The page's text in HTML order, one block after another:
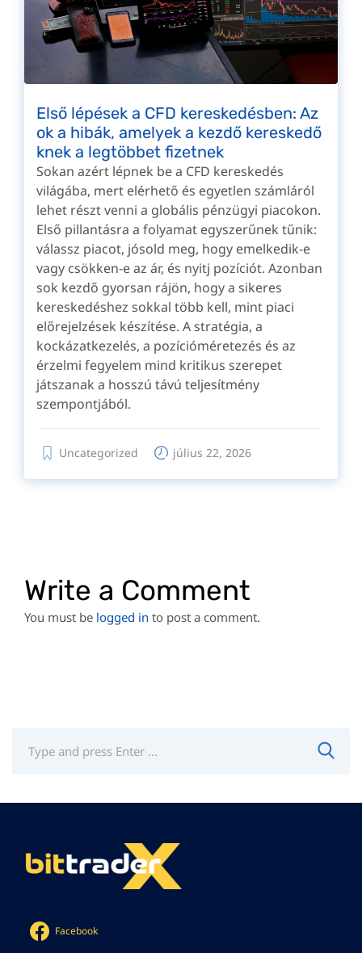
Első lépések a CFD kereskedésben: Az
ok a hibák, amelyek a kezdő kereskedő
knek a legtöbbet fizetnek
Sokan azért lépnek be a CFD kereskedés
világába, mert elérhető és egyetlen számláról
lehet részt venni a globális pénzügyi piacokon.
Első pillantásra a folyamat egyszerűnek tűnik:
válassz piacot, jósold meg, hogy emelkedik-e
vagy csökken-e az ár, és nyitj pozíciót. Azonban
sok kezdő gyorsan rájön, hogy a sikeres
kereskedéshez sokkal több kell, mint piaci
előrejelzések készítése. A stratégia, a
kockázatkezelés, a pozícióméretezés és az
érzelmi fegyelem mind kritikus szerepet
játszanak a hosszú távú teljesítmény
szempontjából.
Uncategorized július 22, 2026
Write a Comment
You must be logged in to post a comment.
Facebook